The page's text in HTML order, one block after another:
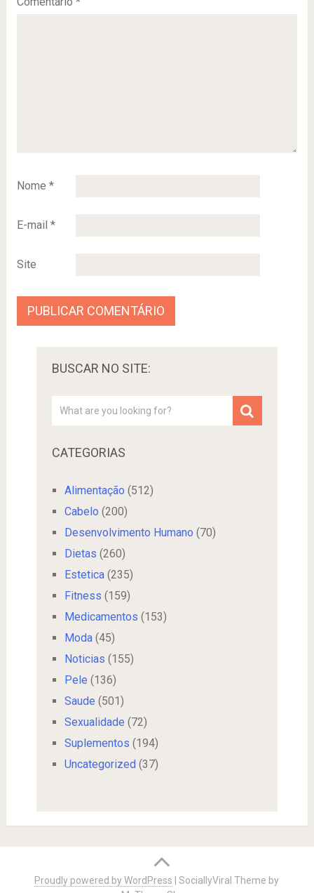
Nome *
E-mail *
Site
BUSCAR NO SITE:
CATEGORIAS
Alimentação (512)
Cabelo (200)
Desenvolvimento Humano (70)
Dietas (260)
Estetica(235)
Fitness (159)
Medicamentos (153)
Moda(45)
Noticias (155)
Pele (136)
Saude (501)
Sexualidade (72)
Suplementos (194)
Uncategorized (37)
Proudly powered by WordPress |SociallyViral Theme by